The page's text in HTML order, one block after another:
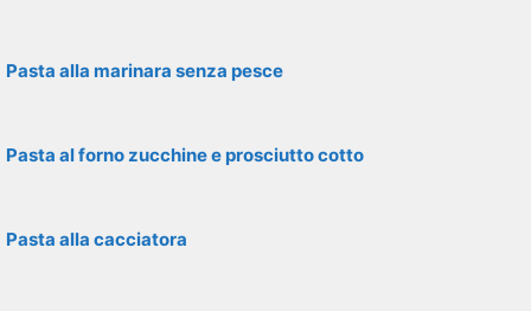
Pasta alla marinara senza pesce
Pasta al forno zucchine e prosciutto cotto
Pasta alla cacciatora